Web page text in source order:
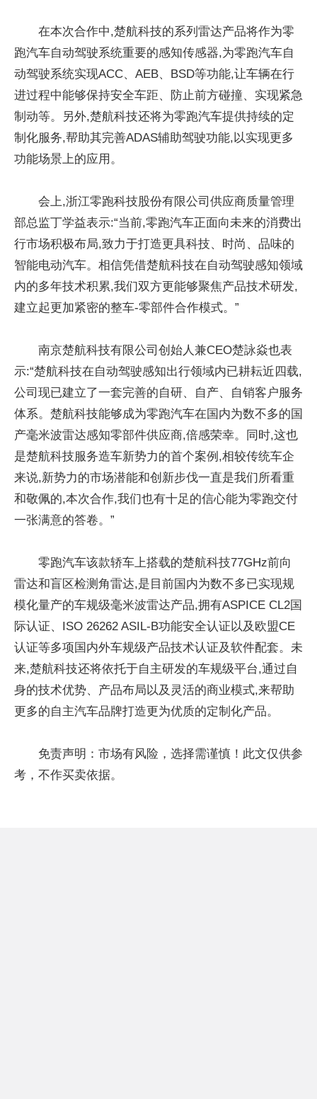
在本次合作中,楚航科技的系列雷达产品将作为零
跑汽车自动驾驶系统重要的感知传感器,为零跑汽车自
动驾驶系统实现ACC、AEB、BSD等功能,让车辆在行
进过程中能够保持安全车距、防止前方碰撞、实现紧急
制动等。另外,楚航科技还将为零跑汽车提供持续的定
制化服务,帮助其完善ADAS辅助驾驶功能,以实现更多
功能场景上的应用。
会上,浙江零跑科技股份有限公司供应商质量管理
部总监丁学益表示:“当前,零跑汽车正面向未来的消费出
行市场积极布局,致力于打造更具科技、时尚、品味的
智能电动汽车。相信凭借楚航科技在自动驾驶感知领域
内的多年技术积累,我们双方更能够聚焦产品技术研发,
建立起更加紧密的整车-零部件合作模式。”
南京楚航科技有限公司创始人兼CEO楚詠焱也表
示:“楚航科技在自动驾驶感知出行领域内已耕耘近四载,
公司现已建立了一套完善的自研、自产、自销客户服务
体系。楚航科技能够成为零跑汽车在国内为数不多的国
产毫米波雷达感知零部件供应商,倍感荣幸。同时,这也
是楚航科技服务造车新势力的首个案例,相较传统车企
来说,新势力的市场潜能和创新步伐一直是我们所看重
和敬佩的,本次合作,我们也有十足的信心能为零跑交付
一张满意的答卷。”
零跑汽车该款轿车上搭载的楚航科技77GHz前向
雷达和盲区检测角雷达,是目前国内为数不多已实现规
模化量产的车规级毫米波雷达产品,拥有ASPICE CL2国
际认证、ISO 26262 ASIL-B功能安全认证以及欧盟CE
认证等多项国内外车规级产品技术认证及软件配套。未
来,楚航科技还将依托于自主研发的车规级平台,通过自
身的技术优势、产品布局以及灵活的商业模式,来帮助
更多的自主汽车品牌打造更为优质的定制化产品。
免责声明：市场有风险，选择需谨慎！此文仅供参
考，不作买卖依据。